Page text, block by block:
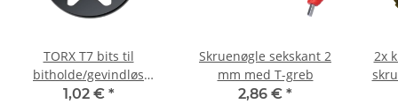
TORX T7 bits til
bitholde/gevindløs
skruetrække/slagnøgle
1,02 € *
Skruenøgle sekskant 2
mm med T-greb
2,86 € *
2x